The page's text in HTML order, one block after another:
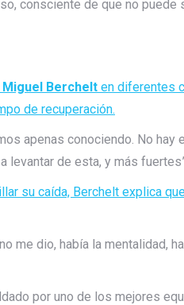
consciente de que no
Miguel Berchelt en diferentes
de recuperación.
apenas conociendo. No
levantar de esta, y más
su caída, Berchelt explica
me dio, había la mentalidad,
por uno de los mejores